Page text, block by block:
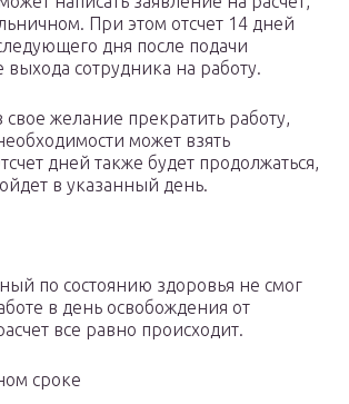
При этом отсчет 14 дней
дня после подачи
выхода сотрудника на работу.
желание прекратить работу,
может взять
дней также будет продолжаться,
в указанный день.
по состоянию здоровья не смог
в день освобождения от
все равно происходит.
сроке